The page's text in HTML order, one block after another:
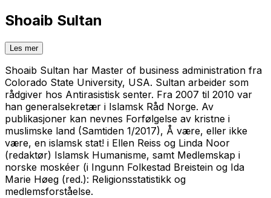
Shoaib Sultan
Les mer
Shoaib Sultan har Master of business administration fra
Colorado State University, USA. Sultan arbeider som
rådgiver hos Antirasistisk senter. Fra 2007 til 2010 var
han generalsekretær i Islamsk Råd Norge. Av
publikasjoner kan nevnes Forfølgelse av kristne i
muslimske land (Samtiden 1/2017), Å være, eller ikke
være, en islamsk stat! i Ellen Reiss og Linda Noor
(redaktør) Islamsk Humanisme, samt Medlemskap i
norske moskéer (i Ingunn Folkestad Breistein og Ida
Marie Høeg (red.): Religionsstatistikk og
medlemsforståelse.